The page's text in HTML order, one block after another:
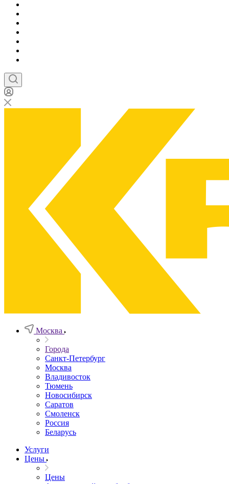
Москва
Города
Санкт-Петербург
Москва
Владивосток
Тюмень
Новосибирск
Саратов
Смоленск
Россия
Беларусь
Услуги
Цены
Цены